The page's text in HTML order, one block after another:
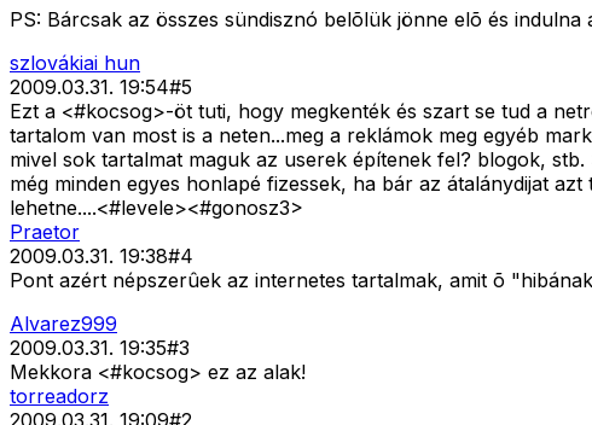
PS: Bárcsak az összes sündisznó belõlük jönne elõ és indulna
szlovákiai hun
2009.03.31. 19:54#5
Ezt a <#kocsog>-öt tuti, hogy megkenték és szart se tud a
tartalom van most is a neten...meg a reklámok meg egyéb
mivel sok tartalmat maguk az userek építenek fel? blogok,
még minden egyes honlapé fizessek, ha bár az átalánydijat
lehetne....<#levele><#gonosz3>
Praetor
2009.03.31. 19:38#4
Pont azért népszerûek az internetes tartalmak, amit õ
Alvarez999
2009.03.31. 19:35#3
Mekkora <#kocsog> ez az alak!
torreadorz